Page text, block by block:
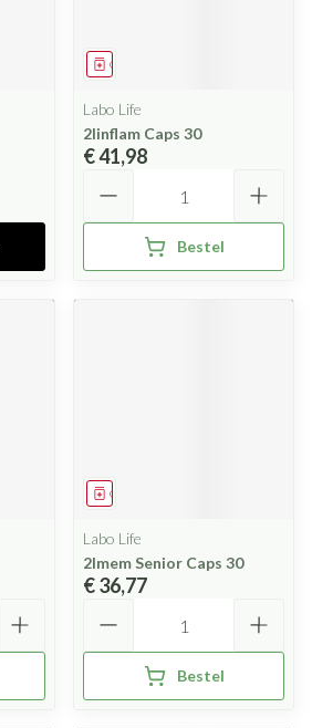
Geneesmiddel
Labo Life
2linflam Caps 30
€ 41,98
Bestel
Geneesmiddel
Labo Life
2lmem Senior Caps 30
€ 36,77
Bestel